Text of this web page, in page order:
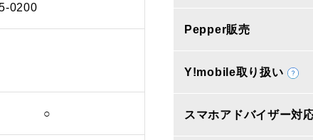
0200
○
Pepper販売
Y!mobile取り扱い
スマホアドバイザー対